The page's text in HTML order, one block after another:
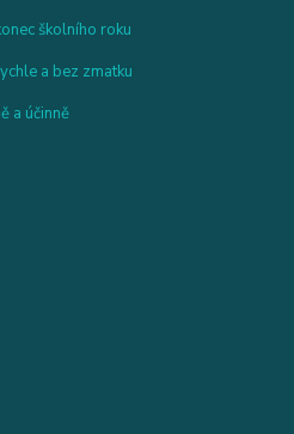
školního roku
a bez zmatku
a účinně